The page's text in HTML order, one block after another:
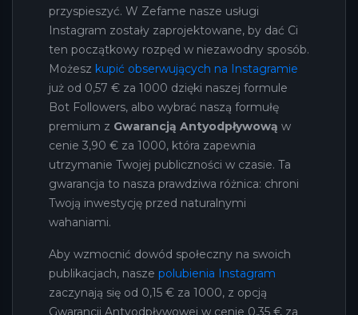
przyspieszyć. W Zefame nasze usługi
Instagram zostały zaprojektowane, by dać Ci
ten początkowy rozpęd w niezawodny sposób.
Możesz kupić obserwujących na Instagramie
już od 0,57 € za 1000 dzięki naszej formule
Bot Followers, albo wybrać naszą formułę
premium z Gwarancją Antyodpływową w
cenie 3,90 € za 1000, która zapewnia
utrzymanie Twojej publiczności w czasie. Ta
gwarancja to nasza prawdziwa różnica: chroni
Twoją inwestycję przed naturalnymi
wahaniami.
Aby wzmocnić dowód społeczny na swoich
publikacjach, nasze polubienia Instagram
zaczynają się od 0,15 € za 1000, z opcją
Gwarancji Antyodpływowej w cenie 0,35 € za